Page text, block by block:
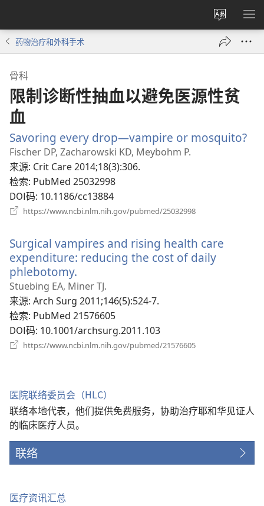
更
改
网
言
显
药物治疗和外科手术
骨科
限制诊断性抽血以避免医源性贫
血
Savoring every drop—vampire or mosquito?
Fischer DP, Zacharowski KD, Meybohm P.
来源‎: Crit Care 2014;18(3):306.
检索‎: PubMed 25032998
DOI码‎: 10.1186/cc13884
https://www.ncbi.nlm.nih.gov/pubmed/25032998
窗
口）
Surgical vampires and rising health care
expenditure: reducing the cost of daily
phlebotomy.
开
新
窗
口）
Stuebing EA, Miner TJ.
来源‎: Arch Surg 2011;146(5):524-7.
检索‎: PubMed 21576605
DOI码‎: 10.1001/archsurg.2011.103
https://www.ncbi.nlm.nih.gov/pubmed/21576605
医院联络委员会（HLC）
联络本地代表，他们提供免费服务，协助治疗耶和华见证人
的临床医疗人员。
联络
医疗资讯汇总